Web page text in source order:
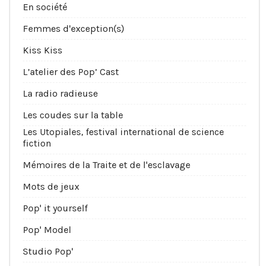
En société
Femmes d'exception(s)
Kiss Kiss
L’atelier des Pop’ Cast
La radio radieuse
Les coudes sur la table
Les Utopiales, festival international de science
fiction
Mémoires de la Traite et de l'esclavage
Mots de jeux
Pop' it yourself
Pop' Model
Studio Pop'